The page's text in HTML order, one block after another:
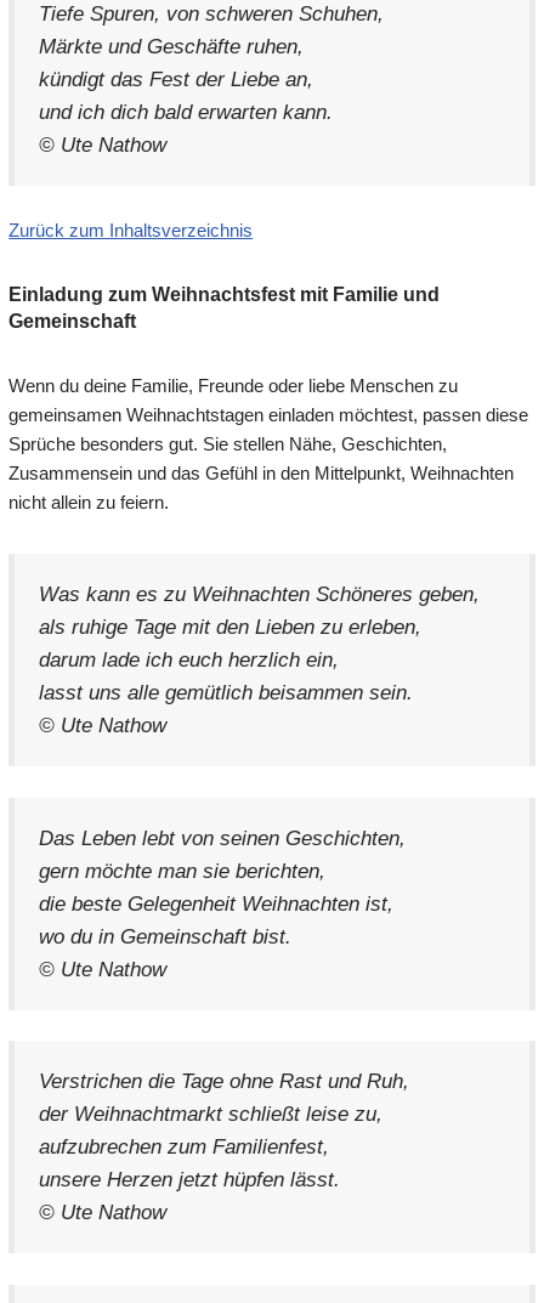
Tiefe Spuren, von schweren Schuhen,
Märkte und Geschäfte ruhen,
kündigt das Fest der Liebe an,
und ich dich bald erwarten kann.
© Ute Nathow
Zurück zum Inhaltsverzeichnis
Einladung zum Weihnachtsfest mit Familie und
Gemeinschaft
Wenn du deine Familie, Freunde oder liebe Menschen zu
gemeinsamen Weihnachtstagen einladen möchtest, passen diese
Sprüche besonders gut. Sie stellen Nähe, Geschichten,
Zusammensein und das Gefühl in den Mittelpunkt, Weihnachten
nicht allein zu feiern.
Was kann es zu Weihnachten Schöneres geben,
als ruhige Tage mit den Lieben zu erleben,
darum lade ich euch herzlich ein,
lasst uns alle gemütlich beisammen sein.
© Ute Nathow
Das Leben lebt von seinen Geschichten,
gern möchte man sie berichten,
die beste Gelegenheit Weihnachten ist,
wo du in Gemeinschaft bist.
© Ute Nathow
Verstrichen die Tage ohne Rast und Ruh,
der Weihnachtmarkt schließt leise zu,
aufzubrechen zum Familienfest,
unsere Herzen jetzt hüpfen lässt.
© Ute Nathow